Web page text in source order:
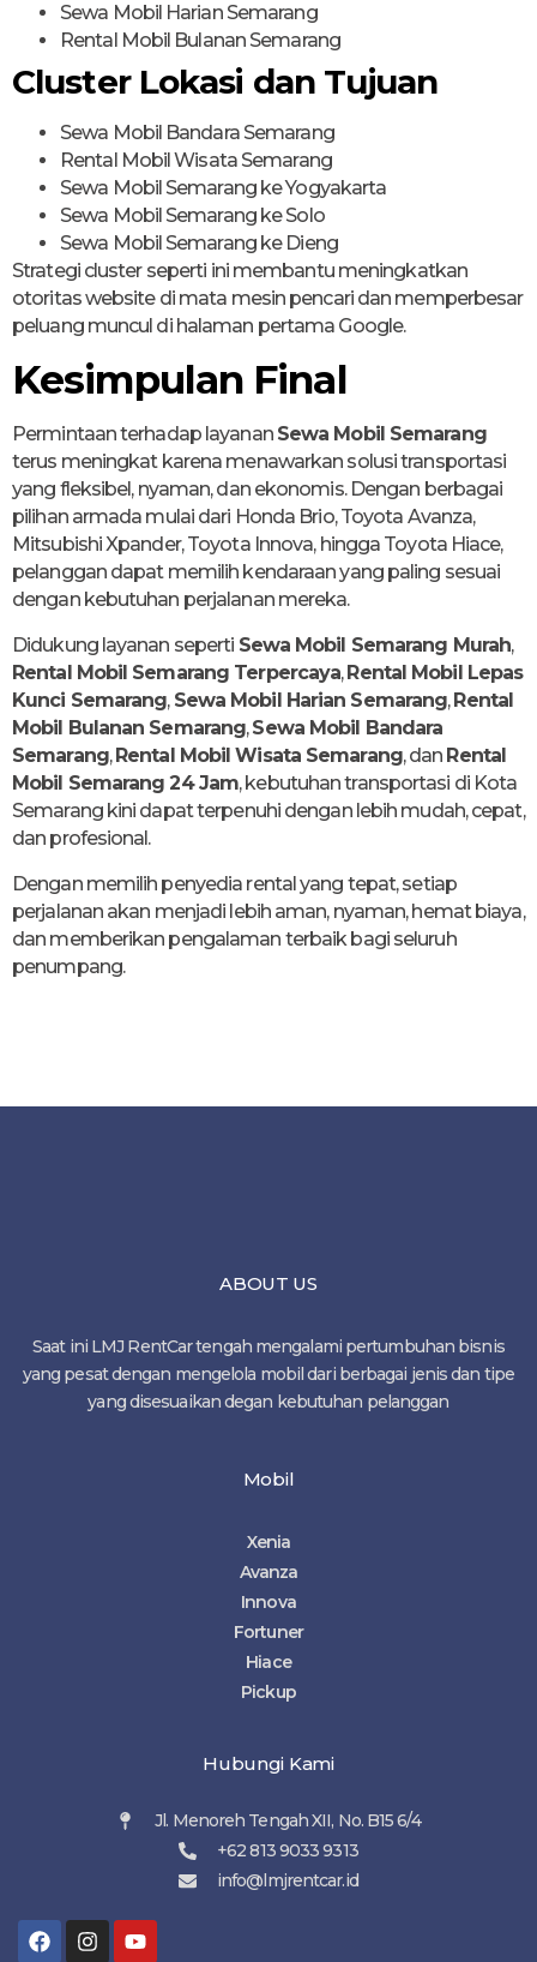
Sewa Mobil Harian Semarang
Rental Mobil Bulanan Semarang
Cluster Lokasi dan Tujuan
Sewa Mobil Bandara Semarang
Rental Mobil Wisata Semarang
Sewa Mobil Semarang ke Yogyakarta
Sewa Mobil Semarang ke Solo
Sewa Mobil Semarang ke Dieng
Strategi cluster seperti ini membantu meningkatkan
otoritas website di mata mesin pencari dan memperbesar
peluang muncul di halaman pertama Google.
Kesimpulan Final
Permintaan terhadap layanan Sewa Mobil Semarang
terus meningkat karena menawarkan solusi transportasi
yang fleksibel, nyaman, dan ekonomis. Dengan berbagai
pilihan armada mulai dari Honda Brio, Toyota Avanza,
Mitsubishi Xpander, Toyota Innova, hingga Toyota Hiace,
pelanggan dapat memilih kendaraan yang paling sesuai
dengan kebutuhan perjalanan mereka.
Didukung layanan seperti Sewa Mobil Semarang Murah,
Rental Mobil Semarang Terpercaya,Rental Mobil Lepas
Kunci Semarang, Sewa Mobil Harian Semarang,Rental
Mobil Bulanan Semarang,Sewa Mobil Bandara
Semarang,Rental Mobil Wisata Semarang, dan Rental
Mobil Semarang 24 Jam, kebutuhan transportasi di Kota
Semarang kini dapat terpenuhi dengan lebih mudah, cepat,
dan profesional.
Dengan memilih penyedia rental yang tepat, setiap
perjalanan akan menjadi lebih aman, nyaman, hemat biaya,
dan memberikan pengalaman terbaik bagi seluruh
penumpang.
ABOUT US
Saat ini LMJ RentCar tengah mengalami pertumbuhan bisnis
yang pesat dengan mengelola mobil dari berbagai jenis dan tipe
yang disesuaikan degan kebutuhan pelanggan
Mobil
Xenia
Avanza
Innova
Fortuner
Hiace
Pickup
Hubungi Kami
Jl. Menoreh Tengah XII, No. B15 6/4
+62 813 9033 9313
info@lmjrentcar.id